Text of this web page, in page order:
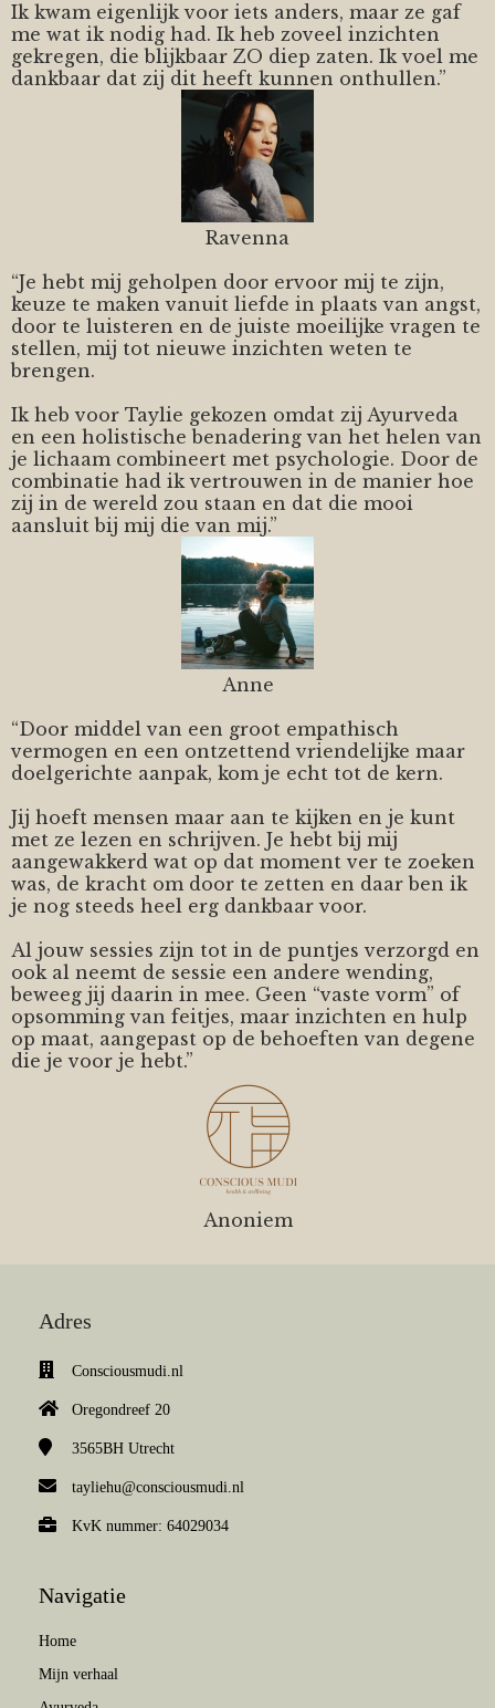
Ik kwam eigenlijk voor iets anders, maar ze gaf
me wat ik nodig had. Ik heb zoveel inzichten
gekregen, die blijkbaar ZO diep zaten. Ik voel me
dankbaar dat zij dit heeft kunnen onthullen.”
Ravenna
“Je hebt mij geholpen door ervoor mij te zijn,
keuze te maken vanuit liefde in plaats van angst,
door te luisteren en de juiste moeilijke vragen te
stellen, mij tot nieuwe inzichten weten te
brengen.
Ik heb voor Taylie gekozen omdat zij Ayurveda
en een holistische benadering van het helen van
je lichaam combineert met psychologie. Door de
combinatie had ik vertrouwen in de manier hoe
zij in de wereld zou staan en dat die mooi
aansluit bij mij die van mij.”
Anne
“Door middel van een groot empathisch
vermogen en een ontzettend vriendelijke maar
doelgerichte aanpak, kom je echt tot de kern.
Jij hoeft mensen maar aan te kijken en je kunt
met ze lezen en schrijven. Je hebt bij mij
aangewakkerd wat op dat moment ver te zoeken
was, de kracht om door te zetten en daar ben ik
je nog steeds heel erg dankbaar voor.
Al jouw sessies zijn tot in de puntjes verzorgd en
ook al neemt de sessie een andere wending,
beweeg jij daarin in mee. Geen “vaste vorm” of
opsomming van feitjes, maar inzichten en hulp
op maat, aangepast op de behoeften van degene
die je voor je hebt.”
Anoniem
Adres
Consciousmudi.nl
Oregondreef 20
3565BH Utrecht
tayliehu@consciousmudi.nl
KvK nummer: 64029034
Navigatie
Home
Mijn verhaal